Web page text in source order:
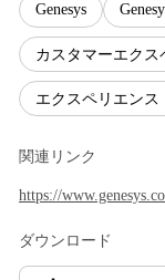
Genesys
カスタマーエクス
関連リンク
https://
ダウンロード